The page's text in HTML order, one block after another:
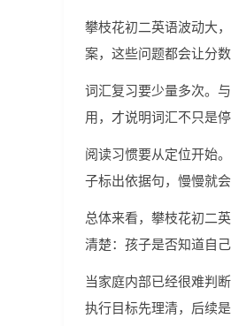
攀枝花初二英语波动大
案，这些问题都会让分数
词汇复习要少量多次。
用，才说明词汇不只是
阅读习惯要从定位开始
子标出依据句，慢慢就
总体来看，攀枝花初二
清楚：孩子是否知道自
当家庭内部已经很难判
执行目标先理清，后续